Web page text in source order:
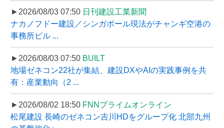
►2026/08/03 07:50 日刊建設工業新聞
ナカノフドー建設／シンガポール現法がチャンギ空港の
事務所ビル ...
►2026/08/03 07:50 BUILT
地場ゼネコン22社が集結、建設DXやAIの実践事例を共
有：産業動向（2 ...
►2026/08/02 18:50 FNNプライムオンライン
松尾建設 長崎のゼネコン吉川HDをグループ化 北部九州